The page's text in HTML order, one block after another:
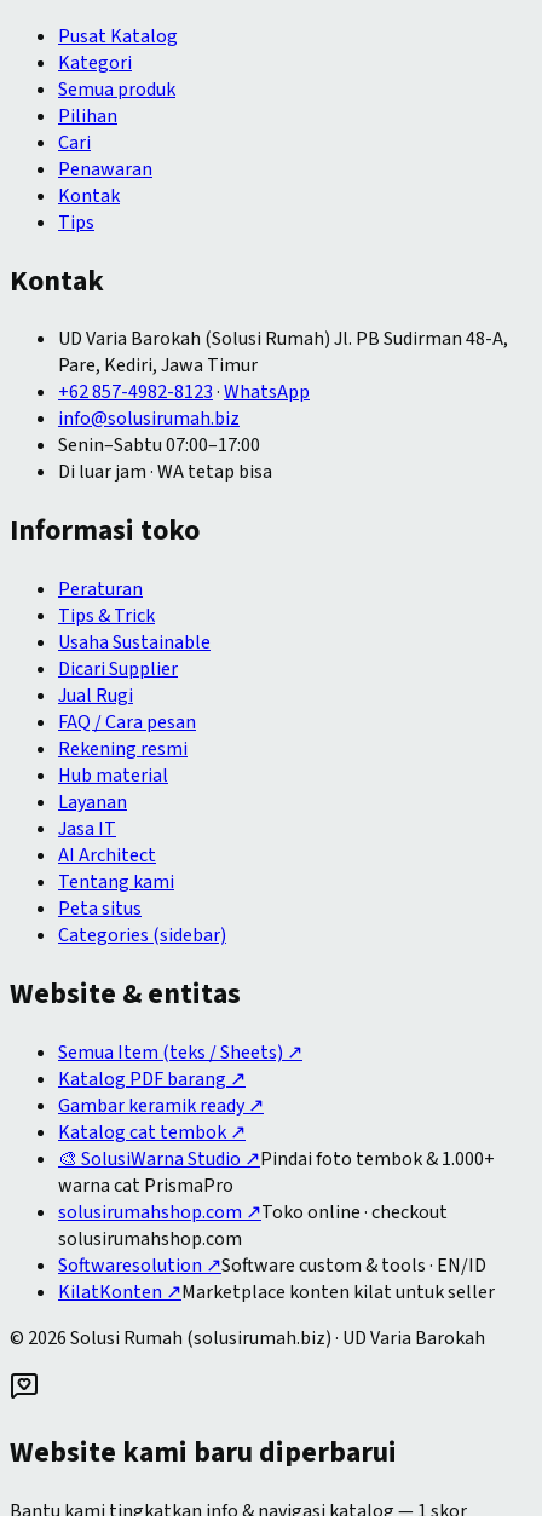
Pusat Katalog
Kategori
Semua produk
Pilihan
Cari
Penawaran
Kontak
Tips
Kontak
UD Varia Barokah (Solusi Rumah) Jl. PB Sudirman 48-A,
Pare, Kediri, Jawa Timur
+62 857-4982-8123·WhatsApp
info@solusirumah.biz
Senin–Sabtu 07:00–17:00
Di luar jam · WA tetap bisa
Informasi toko
Peraturan
Tips & Trick
Usaha Sustainable
Dicari Supplier
Jual Rugi
FAQ / Cara pesan
Rekening resmi
Hub material
Layanan
Jasa IT
AI Architect
Tentang kami
Peta situs
Categories (sidebar)
Website & entitas
Semua Item (teks / Sheets) ↗
Katalog PDF barang ↗
Gambar keramik ready↗
Katalog cat tembok ↗
🎨 SolusiWarna Studio ↗Pindai foto tembok & 1.000+
warna cat PrismaPro
solusirumahshop.com ↗Toko online · checkout
solusirumahshop.com
Softwaresolution ↗Software custom & tools · EN/ID
KilatKonten ↗Marketplace konten kilat untuk seller
© 2026Solusi Rumah (solusirumah.biz) · UD Varia Barokah
Website kami baru diperbarui